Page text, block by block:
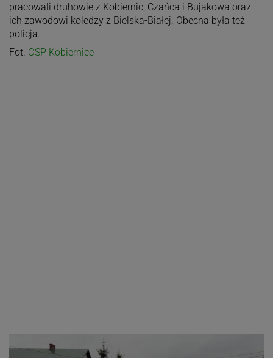
pracowali druhowie z Kobiernic, Czańca i Bujakowa oraz
ich zawodowi koledzy z Bielska-Białej. Obecna była też
policja.
Fot. OSP Kobiernice